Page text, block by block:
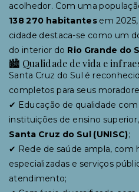
acolhedor. Com uma
138 270 habitantesem 2025,
cidade destaca-se como um
do interior do Rio Grande do
🏙 Qualidade de vida e
Santa Cruz do Sul é
completos para seus
✔ Educação de qualidade com
instituições de ensino
Santa Cruz do Sul (UNISC);
✔ Rede de saúde ampla, com
especializadas e serviços
atendimento;